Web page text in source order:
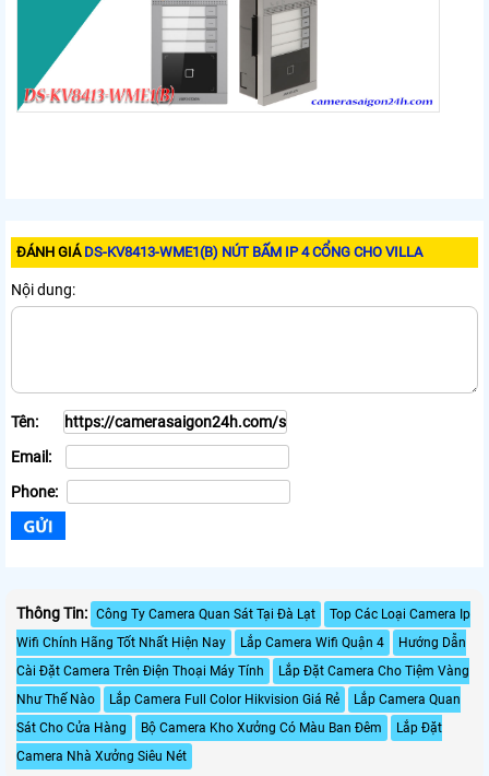
ĐÁNH GIÁ DS-KV8413-WME1(B) NÚT BẤM IP 4 CỔNG CHO VILLA
Nội dung:
Tên:
Email:
Phone:
Thông Tin: Công Ty Camera Quan Sát Tại Đà Lạt
Top Các Loại Camera Ip
Wifi Chính Hãng Tốt Nhất Hiện Nay
Lắp Camera Wifi Quận 4
Hướng Dẫn
Cài Đặt Camera Trên Điện Thoại Máy Tính
Lắp Đặt Camera Cho Tiệm Vàng
Như Thế Nào
Lắp Camera Full Color Hikvision Giá Rẻ
Lắp Camera Quan
Sát Cho Cửa Hàng
Bộ Camera Kho Xưởng Có Màu Ban Đêm
Lắp Đặt
Camera Nhà Xưởng Siêu Nét